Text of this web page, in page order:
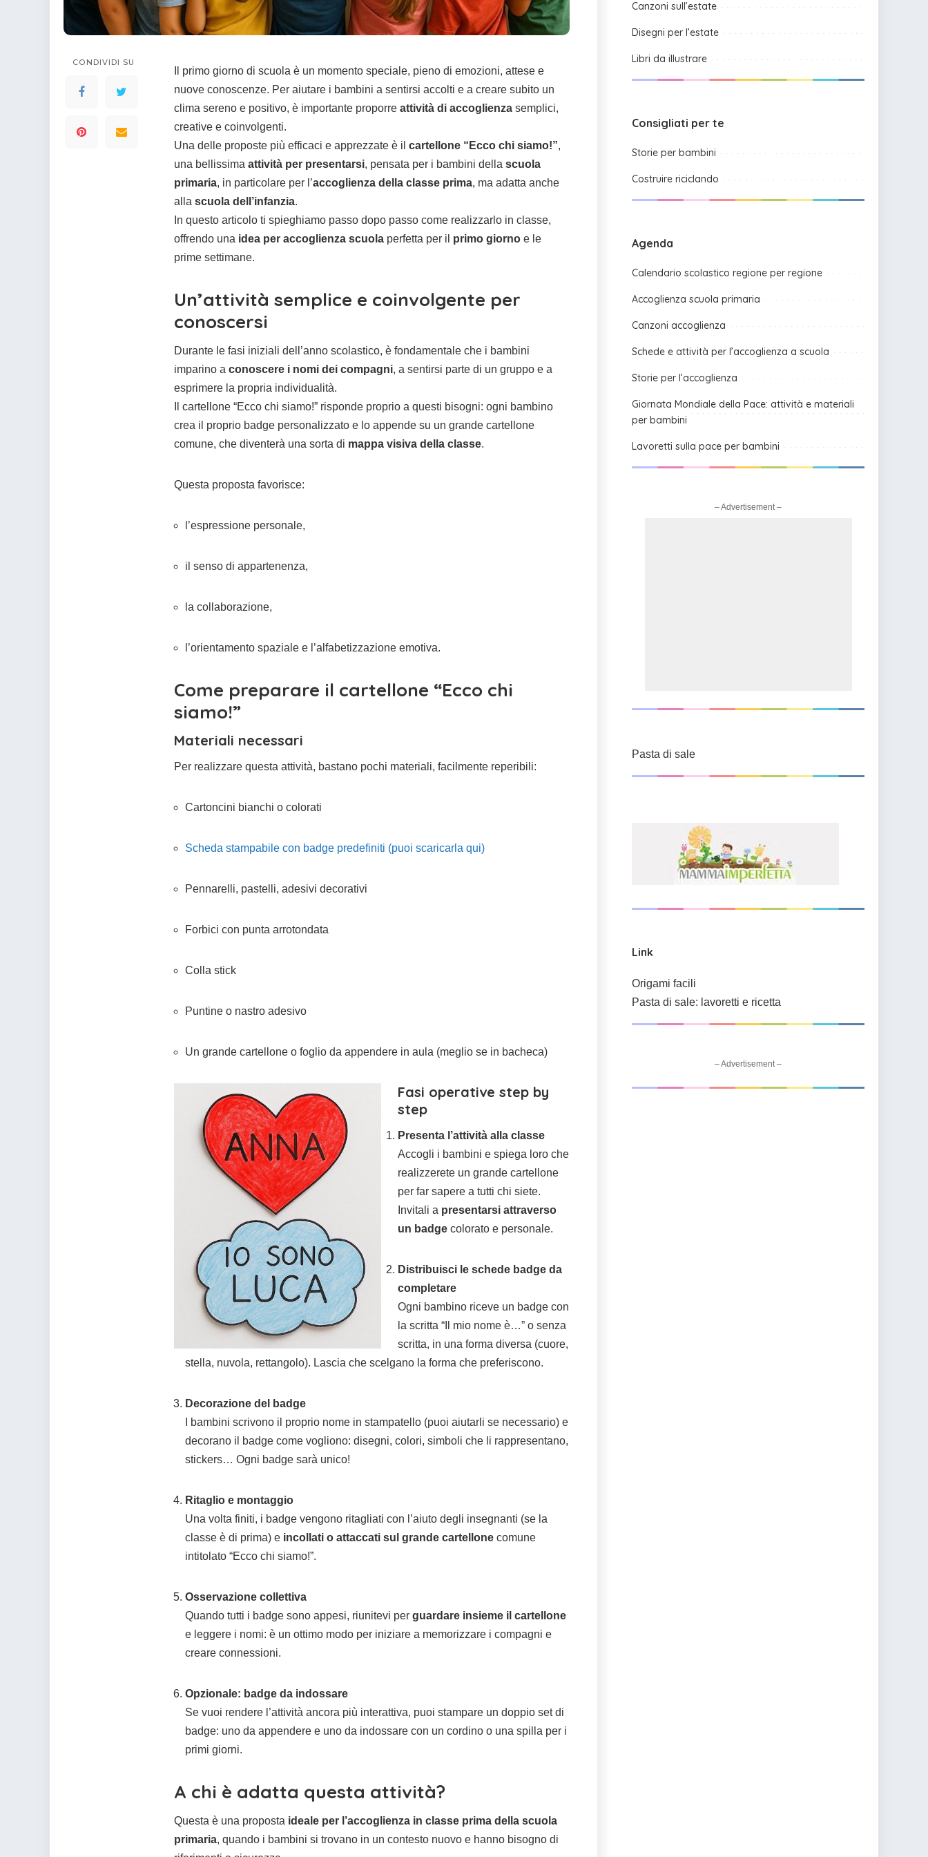
colorare
Supereroi da colorare
colorare
Disegni per il catechismo
Indovinelli per bambini
CONDIVIDI SU
Il primo giorno di scuola è un momento speciale, pieno di emozioni, attese e
nuove conoscenze. Per aiutare i bambini a sentirsi accolti e a creare subito un
clima sereno e positivo, è importante proporre attività di accoglienza semplici,
creative e coinvolgenti.
Una delle proposte più efficaci e apprezzate è il cartellone “Ecco chi siamo!”,
una bellissima attività per presentarsi, pensata per i bambini della scuola
primaria, in particolare per l’accoglienza della classe prima, ma adatta anche
alla scuola dell’infanzia.
In questo articolo ti spieghiamo passo dopo passo come realizzarlo in classe,
offrendo una idea per accoglienza scuola perfetta per il primo giorno e le
prime settimane.
Un’attività semplice e coinvolgente per
conoscersi
Durante le fasi iniziali dell’anno scolastico, è fondamentale che i bambini
imparino a conoscere i nomi dei compagni, a sentirsi parte di un gruppo e a
esprimere la propria individualità.
Il cartellone “Ecco chi siamo!” risponde proprio a questi bisogni: ogni bambino
crea il proprio badge personalizzato e lo appende su un grande cartellone
comune, che diventerà una sorta di mappa visiva della classe.
Questa proposta favorisce:
l’espressione personale,
il senso di appartenenza,
la collaborazione,
l’orientamento spaziale e l’alfabetizzazione emotiva.
Come preparare il cartellone “Ecco chi
siamo!”
Materiali necessari
Per realizzare questa attività, bastano pochi materiali, facilmente reperibili:
Cartoncini bianchi o colorati
Scheda stampabile con badge predefiniti (puoi scaricarla qui)
Pennarelli, pastelli, adesivi decorativi
Forbici con punta arrotondata
Colla stick
Puntine o nastro adesivo
Un grande cartellone o foglio da appendere in aula (meglio se in bacheca)
Fasi operative step by
step
Presenta l’attività alla classe
Accogli i bambini e spiega loro che
realizzerete un grande cartellone
per far sapere a tutti chi siete.
Invitali a presentarsi attraverso
un badge colorato e personale.
Distribuisci le schede badge da
completare
Ogni bambino riceve un badge con
la scritta “Il mio nome è…” o senza
scritta, in una forma diversa (cuore,
stella, nuvola, rettangolo). Lascia che scelgano la forma che preferiscono.
Decorazione del badge
I bambini scrivono il proprio nome in stampatello (puoi aiutarli se necessario) e
decorano il badge come vogliono: disegni, colori, simboli che li rappresentano,
stickers… Ogni badge sarà unico!
Ritaglio e montaggio
Una volta finiti, i badge vengono ritagliati con l’aiuto degli insegnanti (se la
classe è di prima) e incollati o attaccati sul grande cartellone comune
intitolato “Ecco chi siamo!”.
Osservazione collettiva
Quando tutti i badge sono appesi, riunitevi per guardare insieme il cartellone
e leggere i nomi: è un ottimo modo per iniziare a memorizzare i compagni e
creare connessioni.
Opzionale: badge da indossare
Se vuoi rendere l’attività ancora più interattiva, puoi stampare un doppio set di
badge: uno da appendere e uno da indossare con un cordino o una spilla per i
primi giorni.
A chi è adatta questa attività?
Questa è una proposta ideale per l’accoglienza in classe prima della scuola
primaria, quando i bambini si trovano in un contesto nuovo e hanno bisogno di
Canzoni sull’estate
Disegni per l’estate
Libri da illustrare
Consigliati per te
Storie per bambini
Costruire riciclando
Agenda
Calendario scolastico regione per regione
Accoglienza scuola primaria
Canzoni accoglienza
Schede e attività per l’accoglienza a scuola
Storie per l’accoglienza
Giornata Mondiale della Pace: attività e materiali
per bambini
Lavoretti sulla pace per bambini
– Advertisement –
Pasta di sale
Link
Origami facili
Pasta di sale: lavoretti e ricetta
– Advertisement –